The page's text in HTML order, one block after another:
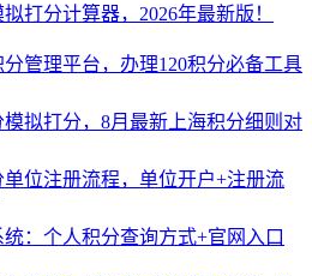
打分计算器，2026年最新版！
管理平台，办理120积分必备工具
模拟打分，8月最新上海积分细则对
单位注册流程，单位开户+注册流
：个人积分查询方式+官网入口